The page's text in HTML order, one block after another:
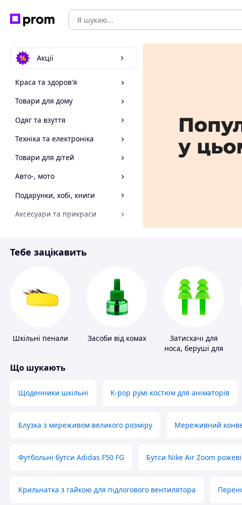
Акції
Краса та здоров'я
Товари для дому
Одяг та взуття
Техніка та електроніка
Товари для дітей
Авто-, мото
Подарунки, хобі, книги
Аксесуари та прикраси
Спорт і відпочинок
Тебе зацікавить
Шкільні пенали Засоби від комах
Затискачі для
носа, беруші для
Що шукають
Щоденники шкільні K-pop румі костюм для аніматорів
Блузка з мереживом великого розміру Мереживний
Футбольні бутси Adidas F50 FG Бутси Nike Air Zoom рожеві
Крильчатка з гайкою для підлогового вентилятора